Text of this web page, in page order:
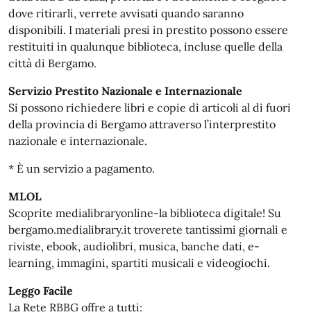
dove ritirarli, verrete avvisati quando saranno
disponibili. I materiali presi in prestito possono essere
restituiti in qualunque biblioteca, incluse quelle della
città di Bergamo.
Servizio Prestito Nazionale e Internazionale
Si possono richiedere libri e copie di articoli al di fuori
della provincia di Bergamo attraverso l’interprestito
nazionale e internazionale.
* È un servizio a pagamento.
MLOL
Scoprite medialibraryonline-la biblioteca digitale! Su
bergamo.medialibrary.it troverete tantissimi giornali e
riviste, ebook, audiolibri, musica, banche dati, e-
learning, immagini, spartiti musicali e videogiochi.
Leggo Facile
La Rete RBBG offre a tutti: